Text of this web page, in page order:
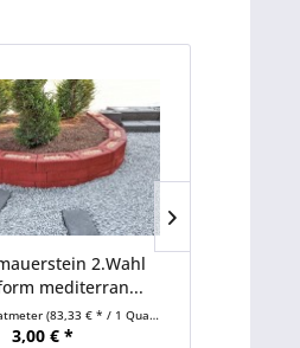
2.Wahl
mediterran...
(83,33 € * / 1 Quadratmeter)
3,00 € *